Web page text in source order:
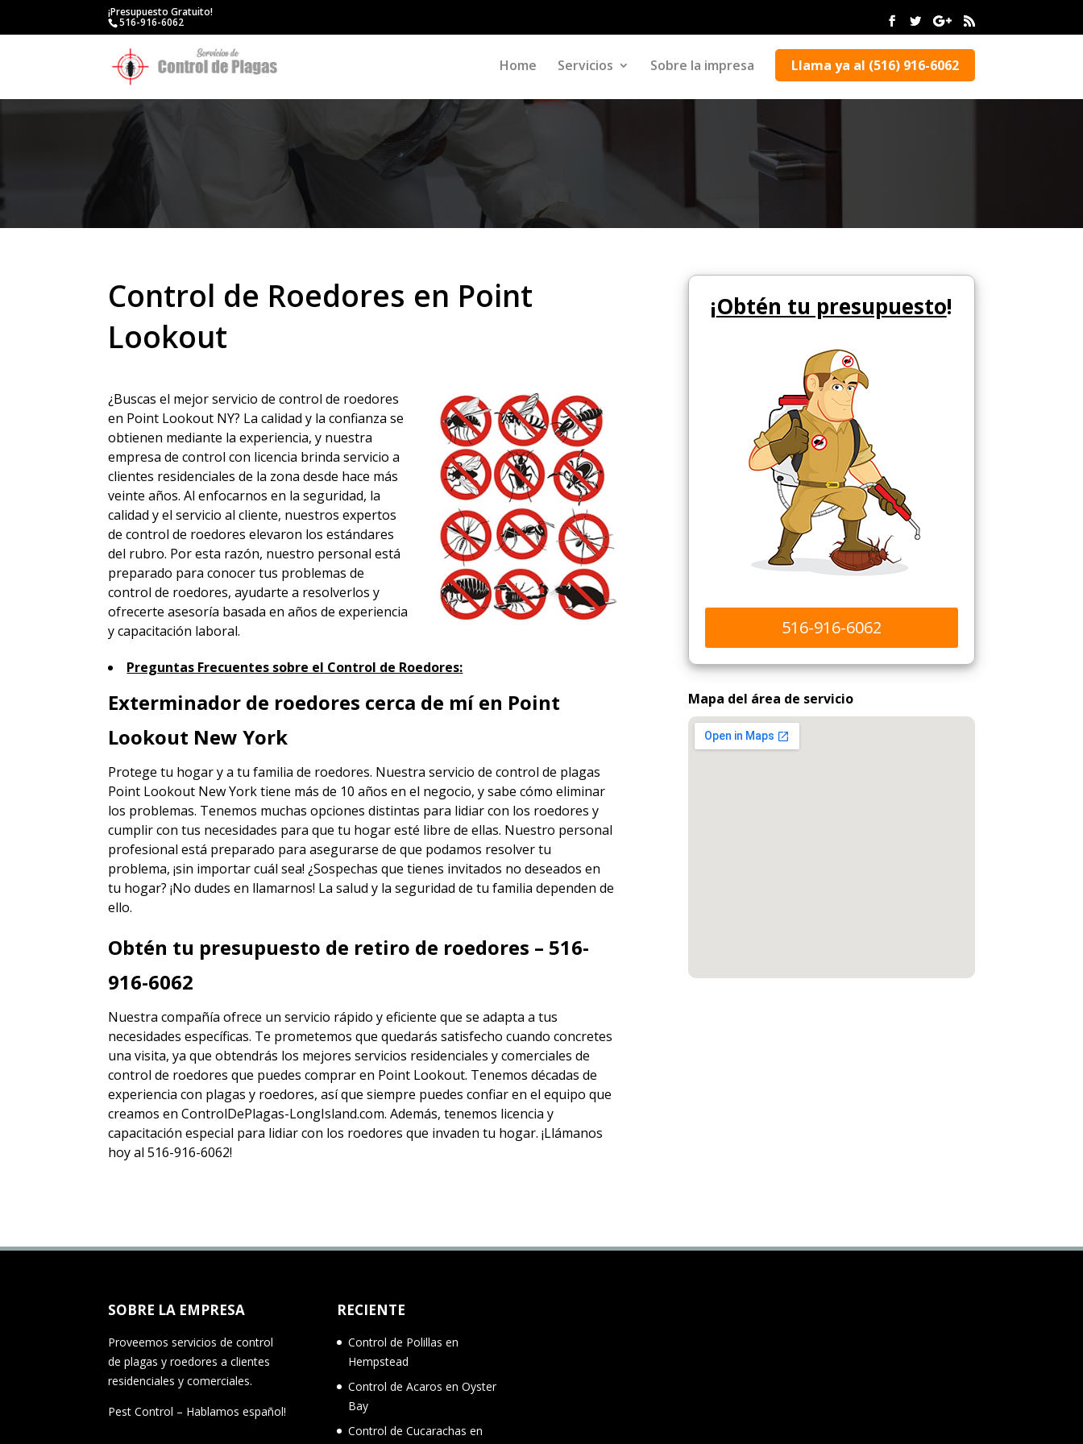
¡Presupuesto Gratuito!
516-916-6062
Home Servicios Sobre la impresa Llama ya al (516) 916-6062
Control de Roedores en Point
Lookout
¿Buscas el mejor servicio de control de roedores
en Point Lookout NY? La calidad y la confianza se
obtienen mediante la experiencia, y nuestra
empresa de control con licencia brinda servicio a
clientes residenciales de la zona desde hace más
veinte años. Al enfocarnos en la seguridad, la
calidad y el servicio al cliente, nuestros expertos
de control de roedores elevaron los estándares
del rubro. Por esta razón, nuestro personal está
preparado para conocer tus problemas de
control de roedores, ayudarte a resolverlos y
ofrecerte asesoría basada en años de experiencia
y capacitación laboral.
Preguntas Frecuentes sobre el Control de Roedores:
Exterminador de roedores cerca de mí en Point
Lookout New York
Protege tu hogar y a tu familia de roedores. Nuestra servicio decontrol de plagas
Point Lookout New Yorktiene más de 10 años en el negocio, y sabe cómo eliminar
los problemas. Tenemos muchas opciones distintas para lidiar con los roedores y
cumplir con tus necesidades para que tu hogar esté libre de ellas. Nuestro personal
profesional está preparado para asegurarse de que podamos resolver tu
problema, ¡sin importar cuál sea! ¿Sospechas que tienes invitados no deseados en
tu hogar? ¡No dudes en llamarnos! La salud y la seguridad de tu familia dependen de
ello.
Obtén tu presupuesto de retiro de roedores – 516-
916-6062
Nuestra compañía ofrece un servicio rápido y eficiente que se adapta a tus
necesidades específicas. Te prometemos que quedarás satisfecho cuando concretes
una visita, ya que obtendrás los mejoresservicios residenciales y comerciales de
control de roedores que puedes comprar en Point Lookout. Tenemos décadas de
experiencia con plagas y roedores, así que siempre puedesconfiar en el equipo que
creamos en ControlDePlagas-LongIsland.com. Además, tenemos licencia y
capacitación especial para lidiar con los roedores que invaden tu hogar. ¡Llámanos
hoy al 516-916-6062!
¡Obtén tu presupuesto!
516-916-6062
Mapa del área de servicio
SOBRE LA EMPRESA
Proveemos servicios de control
de plagas y roedores a clientes
residenciales y comerciales.
Pest Control – Hablamos español!
RECIENTE
Control de Polillas en
Hempstead
Control de Acaros en Oyster
Bay
Control de Cucarachas en